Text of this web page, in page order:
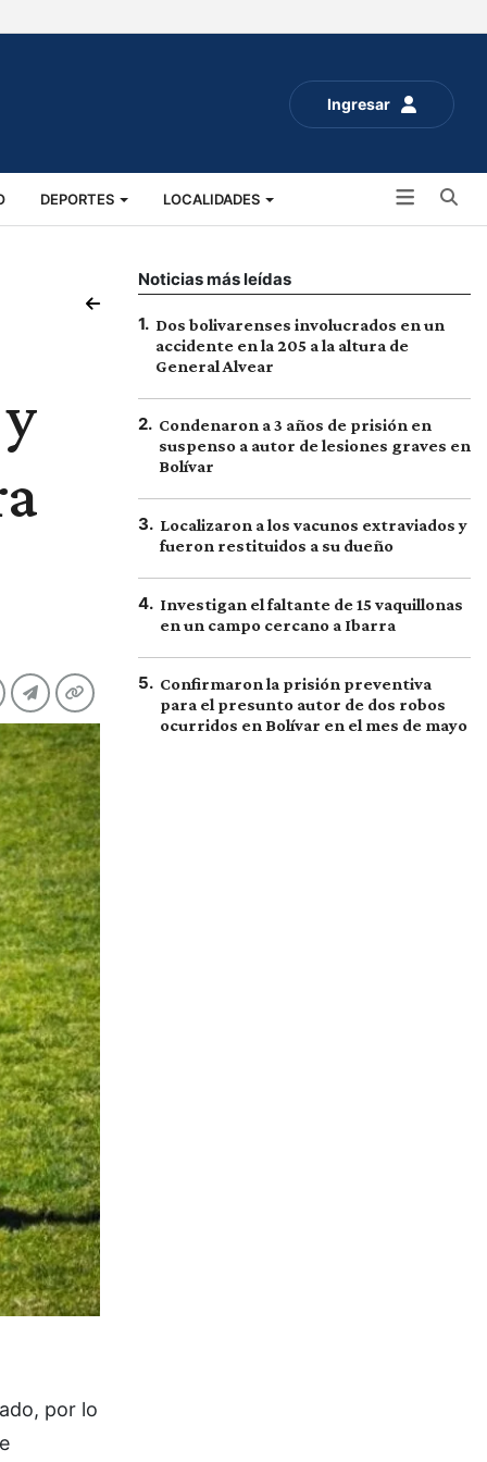
Ingresar
DEPORTES LOCALIDADES
por lo
Noticias más leídas
1. Dos bolivarenses involucrados en un
accidente en la 205 a la altura de
General Alvear
2. Condenaron a 3 años de prisión en
suspenso a autor de lesiones graves en
Bolívar
3. Localizaron a los vacunos extraviados y
fueron restituidos a su dueño
4. Investigan el faltante de 15 vaquillonas
en un campo cercano a Ibarra
5. Confirmaron la prisión preventiva
para el presunto autor de dos robos
ocurridos en Bolívar en el mes de mayo